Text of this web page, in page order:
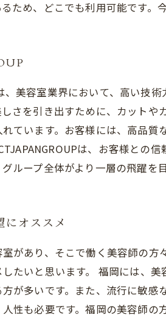
ため、どこでも利用可能です。
、美容室業界において、高い技
さを引き出すために、カット
ています。お客様には、高品
は、お客様との
ループ全体がより一層の飛躍を
オススメ
があり、そこで働く美容師の
たいと思います。 福岡には、
が多いです。また、流行に敏
性も必要です。福岡の美容師